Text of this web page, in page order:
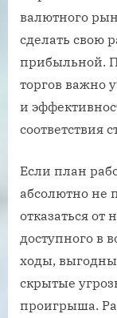
валютного
сделать свою
прибыльной.
торгов важно
и
соответствия
Если план
абсолютно не
отказаться от
доступного в
ходы,
скрытые
проигрыша.